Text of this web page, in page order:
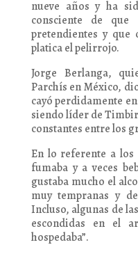
nueve años y ha
consciente de
pretendientes y que
platica el pelirrojo.
Jorge Berlanga,
Parchís en México,
cayó perdidamente
siendo líder de
constantes entre los
En lo referente a los
fumaba y a veces
gustaba mucho el
muy tempranas y
Incluso, algunas de
escondidas en el
hospedaba”.